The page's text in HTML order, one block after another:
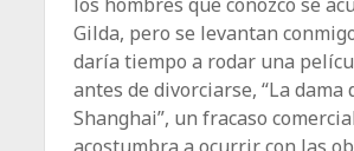
Gilda, pero se levantan
daría tiempo a rodar una
antes de divorciarse, “La dama
Shanghai”, un fracaso